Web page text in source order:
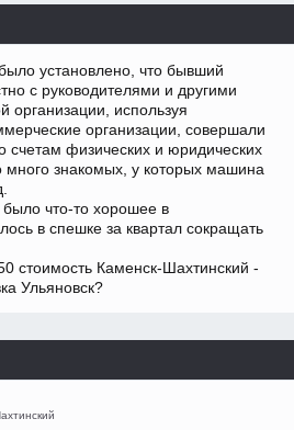
установлено, что бывший
с руководителями и другими
организации, используя
организации, совершали
счетам физических и юридических
много знакомых, у которых машина
что-то хорошее в
в спешке за квартал сокращать
стоимость Каменск-Шахтинский -
Ульяновск?